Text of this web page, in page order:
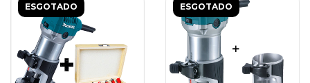
ESGOTADO ESGOTADO